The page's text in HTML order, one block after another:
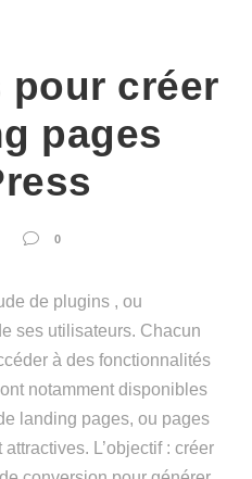
pour créer
pages
0
de plugins , ou
ses utilisateurs. Chacun
à des fonctionnalités
notamment disponibles
landing pages, ou pages
L’objectif : créer